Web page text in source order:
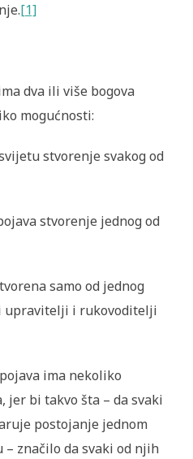
[1]
dva ili više bogova
mogućnosti:
stvorenje svakog od
stvorenje jednog od
samo od jednog
upravitelji i rukovoditelji
ima nekoliko
jer bi takvo šta – da svaki
postojanje jednom
značilo da svaki od njih